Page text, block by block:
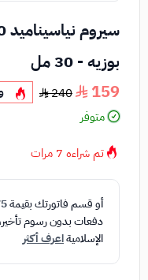
بوزيه - 30 مل
159
240
متوفر
تم شراءه 7 مرات
أو قسم فاتورتك بقيمة
دفعات بدون رسوم
الإسلاميةاعرف أكثر